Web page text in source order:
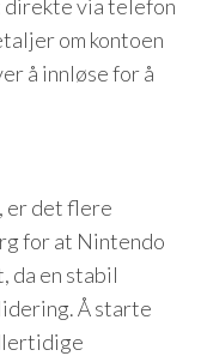
direkte via telefon
om kontoen
å innløse for å
er det flere
for at Nintendo
da en stabil
Å starte